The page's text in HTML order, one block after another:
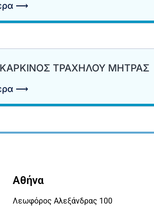
⟶
ΚΑΡΚΙΝΟΣ ΤΡΑΧΗΛΟΥ ΜΗΤΡΑΣ
⟶
Αθήνα
Λεωφόρος Αλεξάνδρας 100